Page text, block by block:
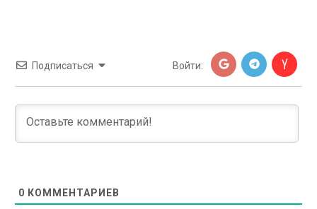
Подписаться Войти:
0 КОММЕНТАРИЕВ